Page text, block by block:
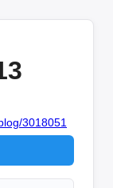
3018051